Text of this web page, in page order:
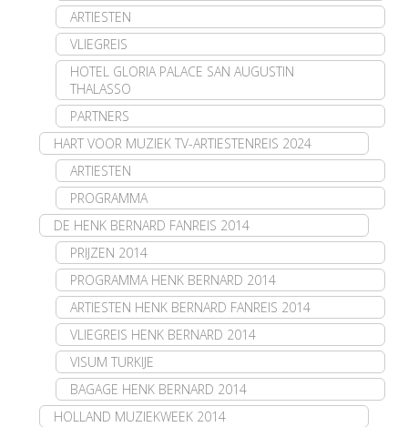
ARTIESTEN
VLIEGREIS
HOTEL GLORIA PALACE SAN AUGUSTIN
THALASSO
PARTNERS
HART VOOR MUZIEK TV-ARTIESTENREIS 2024
ARTIESTEN
PROGRAMMA
DE HENK BERNARD FANREIS 2014
PRIJZEN 2014
PROGRAMMA HENK BERNARD 2014
ARTIESTEN HENK BERNARD FANREIS 2014
VLIEGREIS HENK BERNARD 2014
VISUM TURKIJE
BAGAGE HENK BERNARD 2014
HOLLAND MUZIEKWEEK 2014